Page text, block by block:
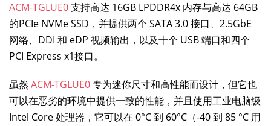
ACM-TGLUE0支持高达 16GB LPDDR4x 内存与高达 64GB
的PCIe NVMe SSD，并提供两个 SATA 3.0 接口、2.5GbE
网络、DDI 和 eDP 视频输出，以及十个 USB 端口和四个
PCI Express x1接口。
虽然 ACM-TGLUE0专为迷你尺寸和高性能而设计，但它也
可以在恶劣的环境中提供一致的性能，并且使用工业电脑级
Intel Core 处理器，它可以在 0°C 到 60°C（-40 到 85 °C 用